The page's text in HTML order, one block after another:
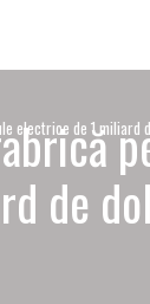
electrice de 1 miliard
de